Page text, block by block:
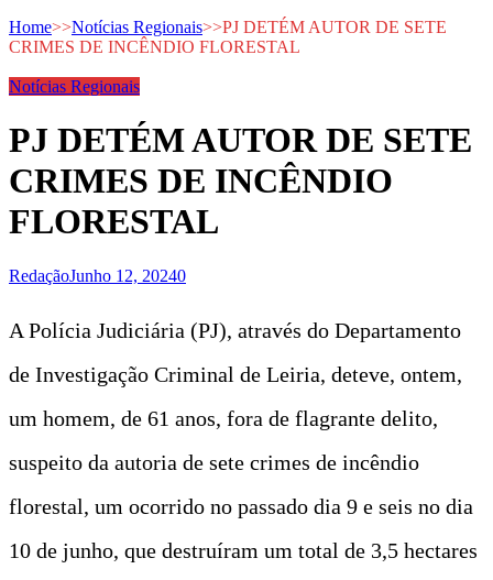
Home>>Notícias Regionais>>PJ DETÉM AUTOR DE SETE
CRIMES DE INCÊNDIO FLORESTAL
Notícias Regionais
PJ DETÉM AUTOR DE SETE
CRIMES DE INCÊNDIO
FLORESTAL
RedaçãoJunho 12, 20240
A Polícia Judiciária (PJ), através do Departamento
de Investigação Criminal de Leiria, deteve, ontem,
um homem, de 61 anos, fora de flagrante delito,
suspeito da autoria de sete crimes de incêndio
florestal, um ocorrido no passado dia 9 e seis no dia
10 de junho, que destruíram um total de 3,5 hectares